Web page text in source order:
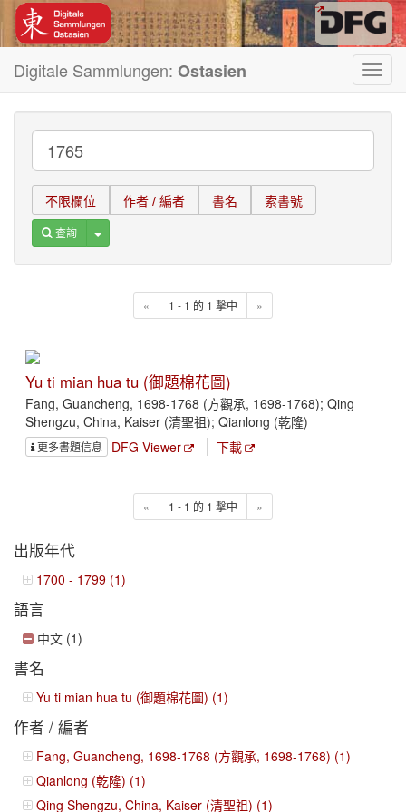
Digitale Sammlungen: Ostasien
不限欄位 作者 / 編者 書名 索書號
查詢 Toggle Dropdown
« 1 - 1 的 1 擊中 »
Yu ti mian hua tu (御題棉花圖)
Fang, Guancheng, 1698-1768 (方觀承, 1698-1768); Qing
Shengzu, China, Kaiser (清聖祖); Qianlong (乾隆)
更多書題信息 DFG-Viewer 下載
« 1 - 1 的 1 擊中 »
出版年代
1700 - 1799 (1)
語言
中文 (1)
書名
Yu ti mian hua tu (御題棉花圖) (1)
作者 / 編者
Fang, Guancheng, 1698-1768 (方觀承, 1698-1768) (1)
Qianlong (乾隆) (1)
Qing Shengzu, China, Kaiser (清聖祖) (1)